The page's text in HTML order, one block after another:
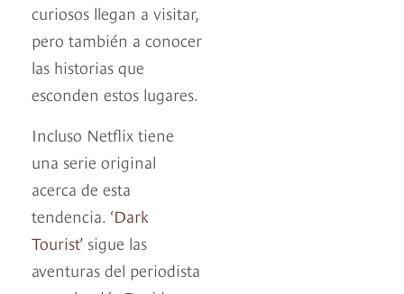
curiosos llegan a visitar,
pero también a conocer
las historias que
esconden estos lugares.
Incluso Netflix tiene
una serie original
acerca de esta
tendencia. ‘Dark
Tourist’ sigue las
aventuras del periodista